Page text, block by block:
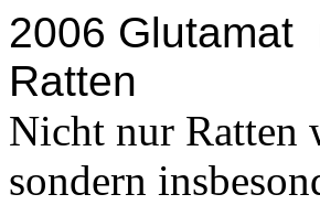
2006 Glutamat
Ratten
Nicht nur Ratten
sondern